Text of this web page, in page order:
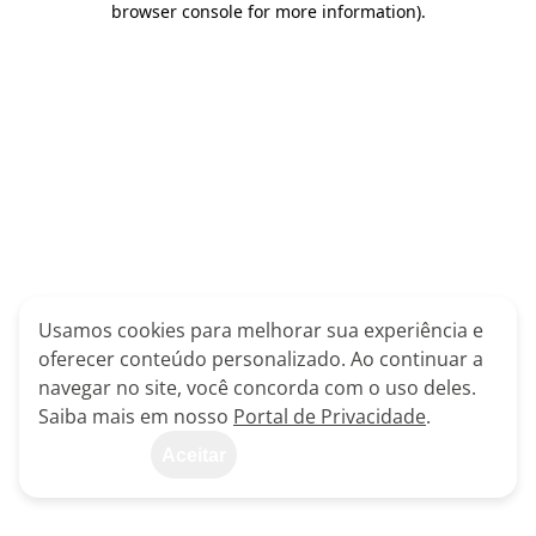
browser console for more information).
Usamos cookies para melhorar sua experiência e
oferecer conteúdo personalizado. Ao continuar a
navegar no site, você concorda com o uso deles.
Saiba mais em nosso Portal de Privacidade.